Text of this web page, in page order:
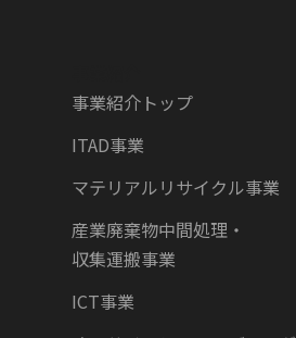
事業紹介トップ
ITAD事業
マテリアルリサイクル事業
産業廃棄物中間処理・
収集運搬事業
ICT事業